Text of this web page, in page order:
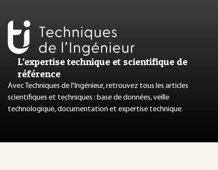
L’expertise technique et scientifique de
référence
Avec Techniques de l'Ingénieur, retrouvez tous les articles
scientifiques et techniques : base de données, veille
technologique, documentation et expertise technique.